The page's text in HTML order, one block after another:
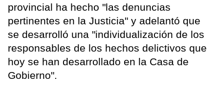
provincial ha hecho "las denuncias
pertinentes en la Justicia" y adelantó que
se desarrolló una "individualización de los
responsables de los hechos delictivos que
hoy se han desarrollado en la Casa de
Gobierno".